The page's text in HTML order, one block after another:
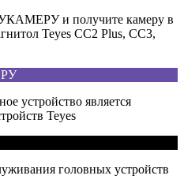
и получите камеру в
Teyes CC2 Plus, CC3,
устройство является
Teyes
головных устройств